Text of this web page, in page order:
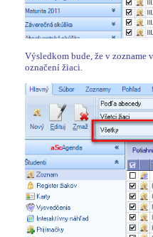
Výsledkom bude, že v zozname
označení žiaci.